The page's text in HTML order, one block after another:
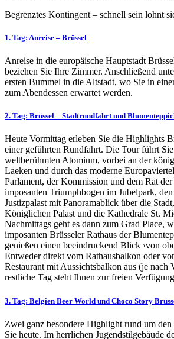
Begrenztes Kontingent – schnell sein lohnt
1. Tag: Anreise – Brüssel
Anreise in die europäische Hauptstadt
beziehen Sie Ihre Zimmer. Anschließend
ersten Bummel in die Altstadt, wo Sie in
zum Abendessen erwartet werden.
2. Tag: Brüssel – Stadtrundfahrt und
Heute Vormittag erleben Sie die Highlights
einer geführten Rundfahrt. Die Tour führt
weltberühmten Atomium, vorbei an der
Laeken und durch das moderne
Parlament, der Kommission und dem Rat
imposanten Triumphbogen im Jubelpark,
Justizpalast mit Panoramablick über die
Königlichen Palast und die Kathedrale St.
Nachmittags geht es dann zum Grad Place,
imposanten Brüsseler Rathaus der
genießen einen beeindruckend Blick ›von
Entweder direkt vom Rathausbalkon oder
Restaurant mit Aussichtsbalkon aus (je nach
restliche Tag steht Ihnen zur freien
3. Tag: Belgien Beer World und Choco Story
Zwei ganz besondere Highlight rund um den
Sie heute. Im herrlichen Jugendstilgebäude